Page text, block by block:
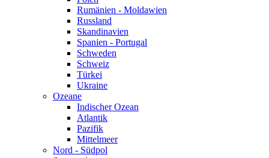
Rumänien - Moldawien
Russland
Skandinavien
Spanien - Portugal
Schweden
Schweiz
Türkei
Ukraine
Ozeane
Indischer Ozean
Atlantik
Pazifik
Mittelmeer
Nord - Südpol